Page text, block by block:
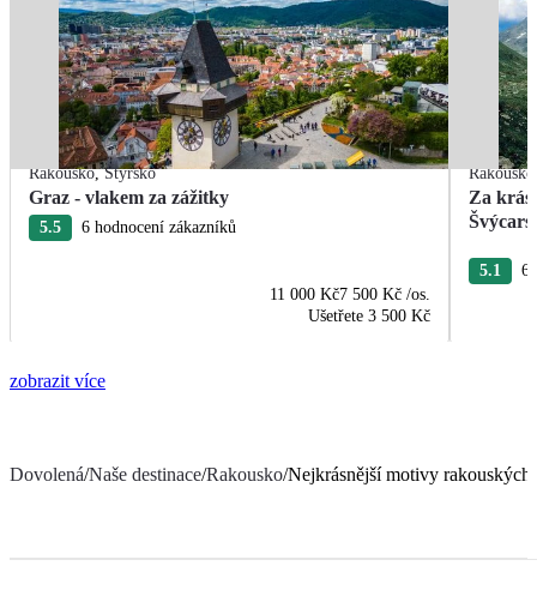
Rakousko,Štýrsko
Graz - vlakem za zážitky
5.5 6 hodnocení zákazníků
11 000 Kč7 500 Kč /os.
Ušetřete 3 500 Kč
Rakousko
Za
5.1
zobrazit více
Dovolená/Naše destinace/Rakousko/Nejkrásnější motivy rakouských